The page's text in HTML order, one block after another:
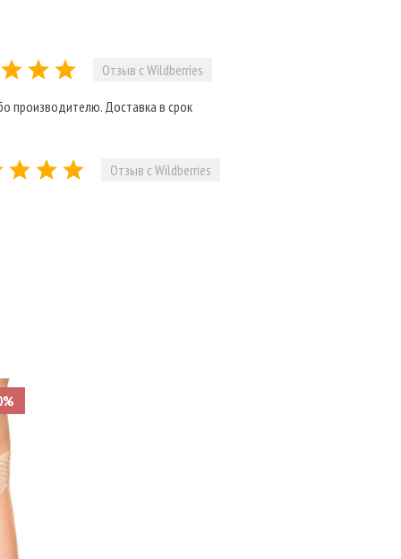
Отзыв с Wildberries
производителю. Доставка в срок
Отзыв с Wildberries